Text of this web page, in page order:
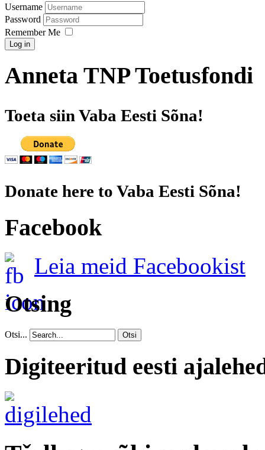
Username
Password
Remember Me
Log in
Anneta TNP Toetusfondi
Toeta siin Vaba Eesti Sõna!
Donate here to Vaba Eesti Sõna!
Facebook
Leia meid Facebookist
Otsing
Otsi... Otsi
Digiteeritud eesti